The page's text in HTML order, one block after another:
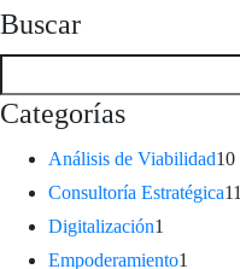
Buscar
Categorías
Análisis de Viabilidad10
Consultoría Estratégica11
Digitalización1
Empoderamiento1